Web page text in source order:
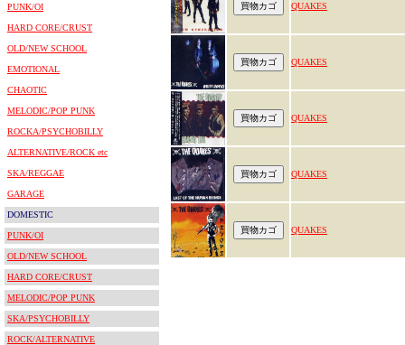
PUNK/OI
HARD CORE/CRUST
OLD/NEW SCHOOL
EMOTIONAL
CHAOTIC
MELODIC/POP PUNK
ROCKA/PSYCHOBILLY
ALTERNATIVE/ROCK etc
SKA/REGGAE
GARAGE
DOMESTIC
PUNK/OI
OLD/NEW SCHOOL
HARD CORE/CRUST
MELODIC/POP PUNK
SKA/PSYCHOBILLY
ROCK/ALTERNATIVE
QUAKES
QUAKES
QUAKES
QUAKES
QUAKES